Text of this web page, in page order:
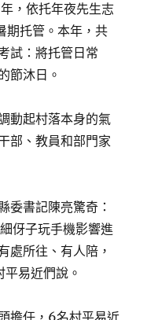
，依托年夜先生志
期托管。本年，共
試：將托管日常
節沐日。
動起村落本身的氣
部、教員和部門家
委書記陳亮驚奇：
伢子玩手機影響進
處所往、有人陪，
易近們說。
擔任，6名村平易近